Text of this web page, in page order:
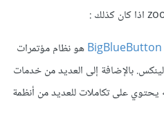
BigBlueButtonهو نظام مؤتمرات
بالإضافة إلى العديد من خدمات
يحتوي على تكاملات للعديد من أنظمة